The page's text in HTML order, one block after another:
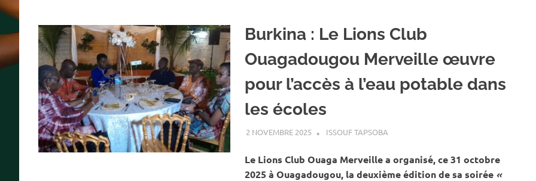
Burkina : Le Lions Club
Ouagadougou Merveille œuvre
pour l’accès à l’eau potable dans
les écoles
2 NOVEMBRE 2025 ISSOUF TAPSOBA
Le Lions Club Ouaga Merveille a organisé, ce 31 octobre
2025 à Ouagadougou, la deuxième édition de sa soirée «